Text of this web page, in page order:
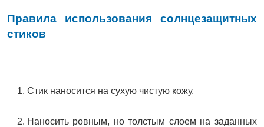
Правила использования солнцезащитных
стиков
Стик наносится на сухую чистую кожу.
Наносить ровным, но толстым слоем на заданных